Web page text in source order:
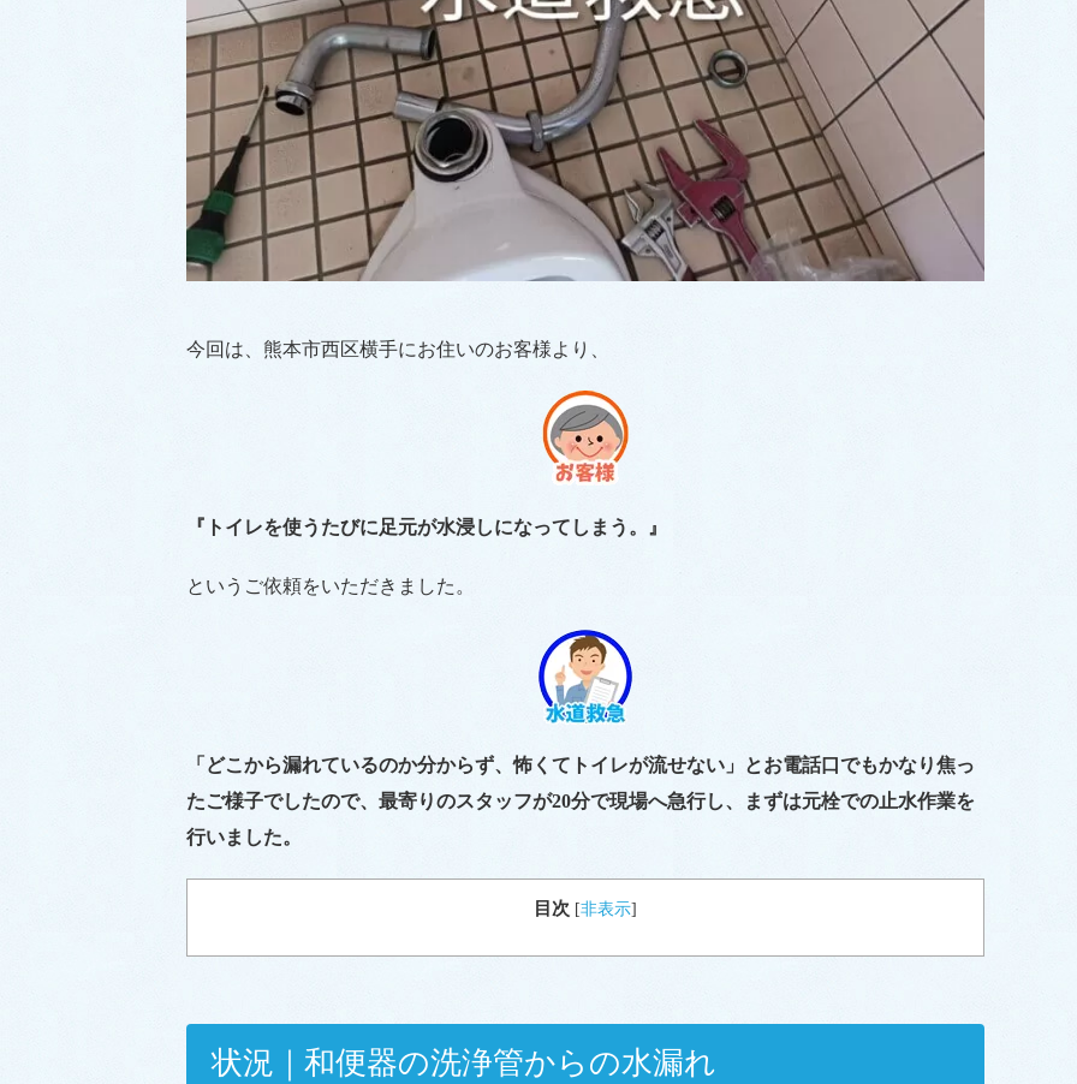
今回は、熊本市西区横手にお住いのお客様より、
『トイレを使うたびに足元が水浸しになってしまう。』
というご依頼をいただきました。
「どこから漏れているのか分からず、怖くてトイレが流せない」とお電話口でもかなり焦っ
たご様子でしたので、最寄りのスタッフが20分で現場へ急行し、まずは元栓での止水作業を
行いました。
目次 [非表示]
状況｜和便器の洗浄管からの水漏れ